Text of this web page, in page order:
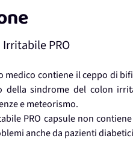
Irritabile PRO
medico contiene il ceppo di
della sindrome del colon
e meteorismo.
PRO capsule non
anche da pazienti